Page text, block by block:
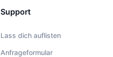
Support
Lass dich auflisten
Anfrageformular